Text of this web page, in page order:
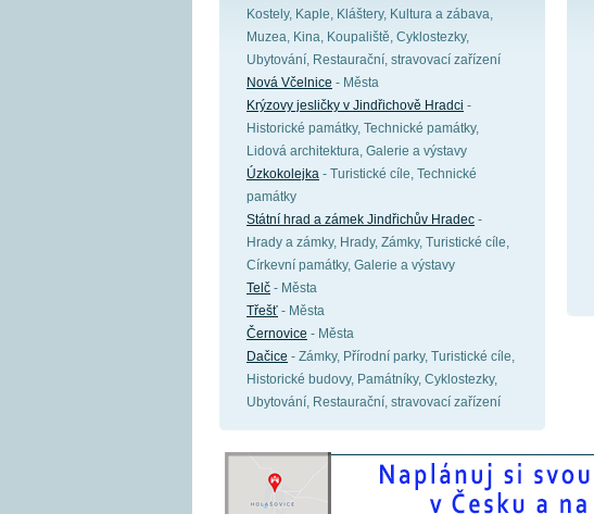
Kostely, Kaple, Kláštery, Kultura a zábava,
Muzea, Kina, Koupaliště, Cyklostezky,
Ubytování, Restaurační, stravovací zařízení
Nová Včelnice - Města
Krýzovy jesličky v Jindřichově Hradci -
Historické památky, Technické památky,
Lidová architektura, Galerie a výstavy
Úzkokolejka - Turistické cíle, Technické
památky
Státní hrad a zámek Jindřichův Hradec -
Hrady a zámky, Hrady, Zámky, Turistické cíle,
Církevní památky, Galerie a výstavy
Telč - Města
Třešť - Města
Černovice - Města
Dačice - Zámky, Přírodní parky, Turistické cíle,
Historické budovy, Památníky, Cyklostezky,
Ubytování, Restaurační, stravovací zařízení